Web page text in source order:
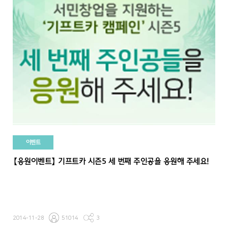
이벤트
【응원이벤트】 기프트카 시즌5 세 번째 주인공을 응원해 주세요!
2014-11-28 51014 3